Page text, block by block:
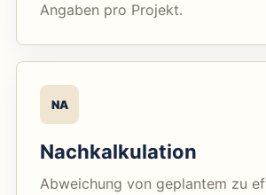
Angaben pro Projekt.
NA
Nachkalkulation
Abweichung von geplantem zu